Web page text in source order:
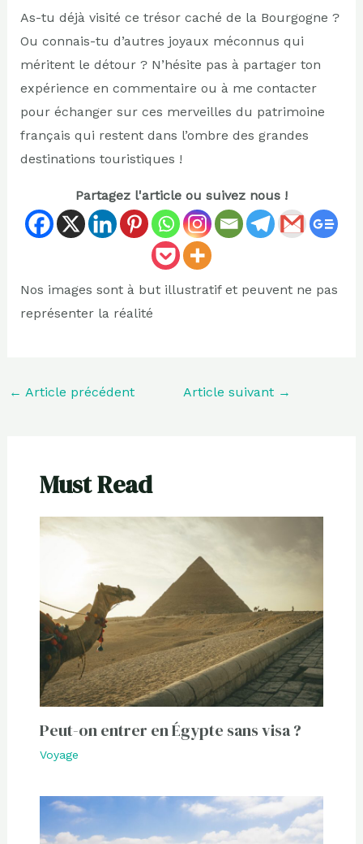
As-tu déjà visité ce trésor caché de la Bourgogne ?
Ou connais-tu d’autres joyaux méconnus qui
méritent le détour ? N’hésite pas à partager ton
expérience en commentaire ou à me contacter
pour échanger sur ces merveilles du patrimoine
français qui restent dans l’ombre des grandes
destinations touristiques !
Partagez l'article ou suivez nous !
Nos images sont à but illustratif et peuvent ne pas
représenter la réalité
← Article précédent Article suivant →
Must Read
Peut-on entrer en Égypte sans visa ?
Voyage